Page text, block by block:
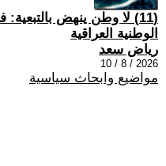
(11) لا وطن ينهض
الوطنية العراقية
رياض سعد
2026 / 8 / 10
مواضيع وابحاث سياسية